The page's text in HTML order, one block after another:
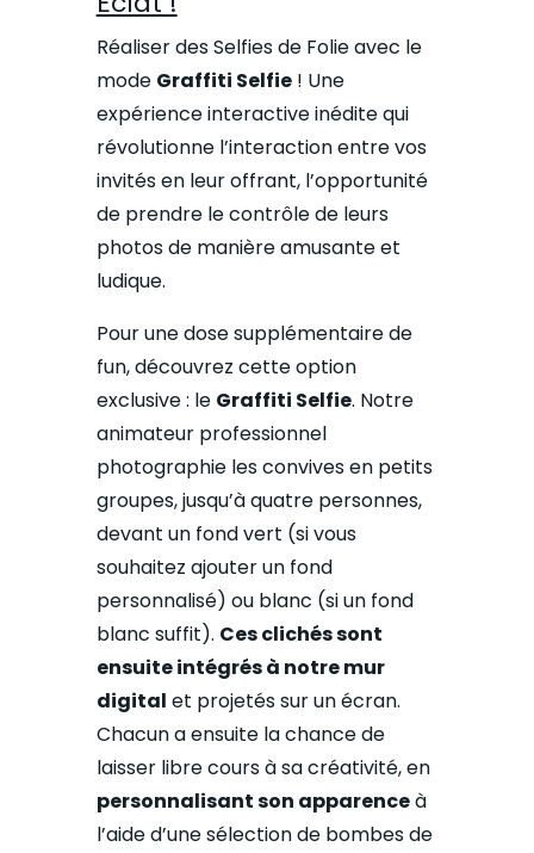
Réaliser des Selfies de Folie avec le
mode Graffiti Selfie! Une
expérience interactive inédite qui
révolutionne l’interaction entre vos
invités en leur offrant, l’opportunité
de prendre le contrôle de leurs
photos de manière amusante et
ludique.
Pour une dose supplémentaire de
fun, découvrez cette option
exclusive : le Graffiti Selfie. Notre
animateur professionnel
photographie les convives en petits
groupes, jusqu’à quatre personnes,
devant un fond vert (si vous
souhaitez ajouter un fond
personnalisé) ou blanc (si un fond
blanc suffit). Ces clichés sont
ensuite intégrés à notre mur
digital et projetés sur un écran.
Chacun a ensuite la chance de
laisser libre cours à sa créativité, en
personnalisant son apparenceà
l’aide d’une sélection de bombes de